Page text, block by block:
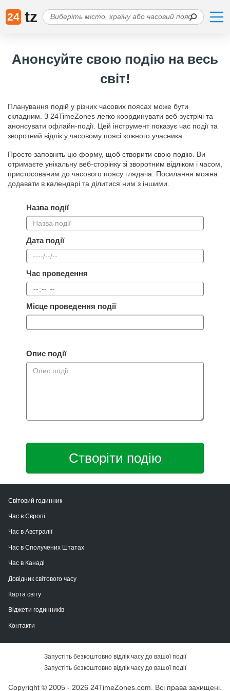
24 tz
Анонсуйте свою подію на весь
світ!
Планування подій у різних часових поясах може бути
складним. З 24TimeZones легко координувати веб-зустрічі та
анонсувати офлайн-події. Цей інструмент показує час події та
зворотний відлік у часовому поясі кожного учасника.
Просто заповніть цю форму, щоб створити свою подію. Ви
отримаєте унікальну веб-сторінку зі зворотним відліком і часом,
пристосованим до часового поясу глядача. Посилання можна
додавати в календарі та ділитися ним з іншими.
Назва події
Дата події
Час проведення
Місце проведення події
Опис події
Створіти подію
Світовий годинник
Час в Європі
Час в Австралії
Час в Сполучених Штатах
Час в Канаді
Довідник світового часу
Карта світу
Віджети годинників
Контакти
Запустіть безкоштовно відлік часу до вашої події
Запустіть безкоштовно відлік часу до вашої події
Copyright © 2005 - 2026 24TimeZones.com. Всі права захищені.